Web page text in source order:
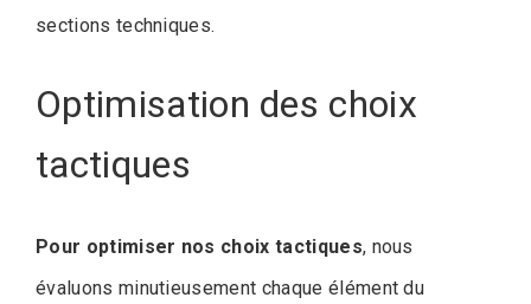
sections techniques.
Optimisation des choix
tactiques
Pour optimiser nos choix tactiques, nous
évaluons minutieusement chaque élément du